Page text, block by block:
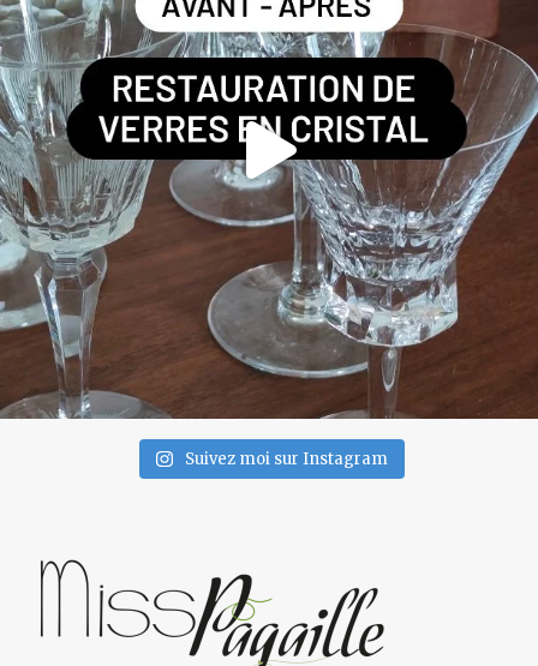
Suivez moi sur Instagram